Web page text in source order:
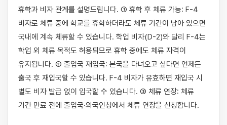
휴학과 비자 관계를 설명드립니다. ① 휴학 후 체류 가능: F-4
비자로 체류 중에 학교를 휴학하더라도 체류 기간이 남아 있으면
국내에 계속 체류할 수 있습니다. 학업 비자(D-2)와 달리 F-4는
학업 외 체류 목적도 허용되므로 휴학 중에도 체류 자격이
유지됩니다. ② 출입국 재입국: 본국을 다녀오고 싶다면 언제든
출국 후 재입국할 수 있습니다. F-4 비자가 유효하면 재입국 시
별도 비자 발급 없이 입국할 수 있습니다. ③ 체류 연장: 체류
기간 만료 전에 출입국·외국인청에서 체류 연장을 신청합니다.